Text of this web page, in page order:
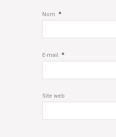
Nom *
E-mail *
Site web